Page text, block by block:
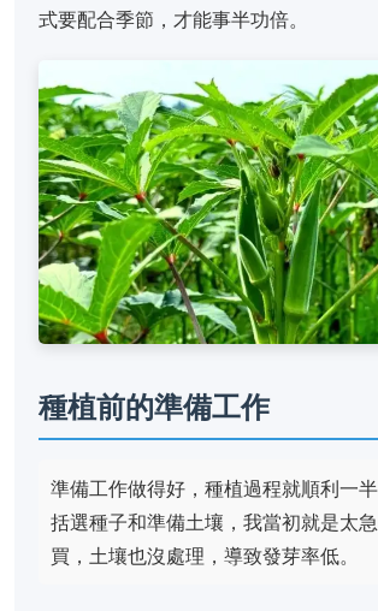
式要配合季節，才能事半功倍。
種植前的準備工作
準備工作做得好，種植過程就順利一
括選種子和準備土壤，我當初就是太
買，土壤也沒處理，導致發芽率低。